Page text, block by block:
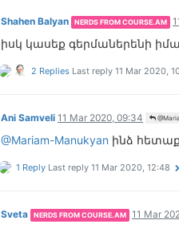
Shahen Balyan NERDS FROM COURSE.AM
իսկ կասեք գերմաներենի
2 Replies Last reply 11 Mar 2020,
Ani Samveli 11 Mar 2020, 09:34
@Mariam-Manukyan ինձ
1 Reply Last reply 11 Mar 2020, 12:48
Sveta NERDS FROM COURSE.AM 11 Mar